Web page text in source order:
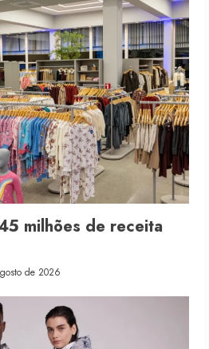
milhões de receita
de 2026